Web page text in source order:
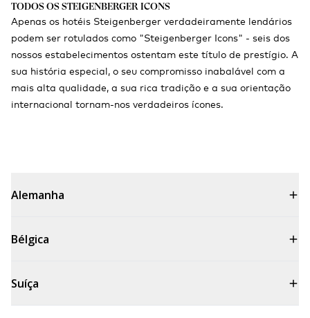
TODOS OS STEIGENBERGER ICONS
Apenas os hotéis Steigenberger verdadeiramente lendários
podem ser rotulados como "Steigenberger Icons" - seis dos
nossos estabelecimentos ostentam este título de prestígio. A
sua história especial, o seu compromisso inabalável com a
mais alta qualidade, a sua rica tradição e a sua orientação
internacional tornam-nos verdadeiros ícones.
Alemanha
Bélgica
Suíça